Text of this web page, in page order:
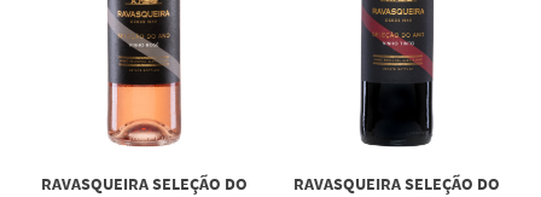
RAVASQUEIRA SELEÇÃO DO
RAVASQUEIRA SELEÇÃO DO